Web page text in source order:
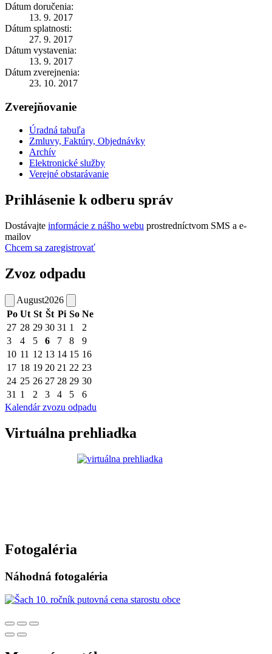
Dátum doručenia:
13. 9. 2017
Dátum splatnosti:
27. 9. 2017
Dátum vystavenia:
13. 9. 2017
Dátum zverejnenia:
23. 10. 2017
Zverejňovanie
Úradná tabuľa
Zmluvy, Faktúry, Objednávky
Archív
Elektronické služby
Verejné obstarávanie
Prihlásenie k odberu správ
Dostávajte informácie z nášho webu prostredníctvom SMS a e-
mailov
Chcem sa zaregistrovať
Zvoz odpadu
August2026
Po Ut St Št Pi So Ne
27 28 29 30 31 1
2
3
4 5 6 7 8
9
10 11 12 13 14 15 16
17 18 19 20 21 22 23
24 25 26 27 28 29 30
31 1 2 3 4 5
6
Kalendár zvozu odpadu
Virtuálna prehliadka
Fotogaléria
Náhodná fotogaléria